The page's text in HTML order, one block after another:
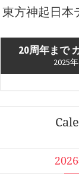
東方神起日本
20周年まで
2025